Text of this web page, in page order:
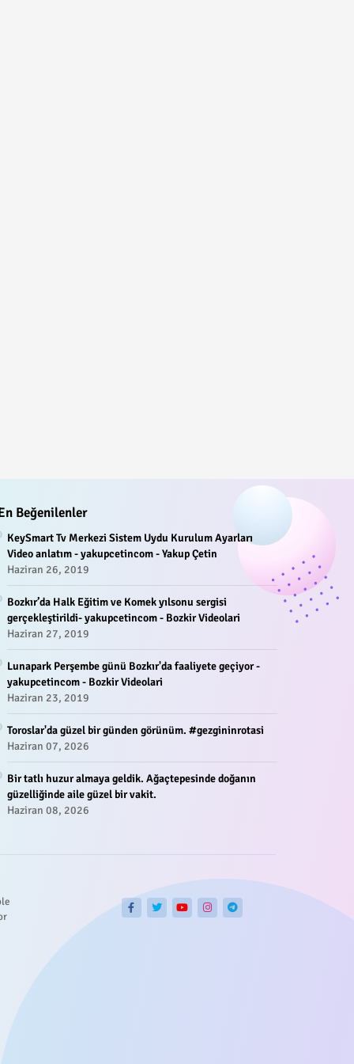
Beğenilenler
KeySmart Tv Merkezi Sistem Uydu Kurulum Ayarları
Video anlatım - yakupcetincom - Yakup Çetin
Haziran 26, 2019
Bozkır’da Halk Eğitim ve Komek yılsonu sergisi
gerçekleştirildi- yakupcetincom - Bozkir Videolari
Haziran 27, 2019
Lunapark Perşembe günü Bozkır'da faaliyete geçiyor -
yakupcetincom - Bozkir Videolari
Haziran 23, 2019
Toroslar'da güzel bir günden görünüm. #gezgininrotasi
Haziran 07, 2026
Bir tatlı huzur almaya geldik. Ağaçtepesinde doğanın
güzelliğinde aile güzel bir vakit.
Haziran 08, 2026